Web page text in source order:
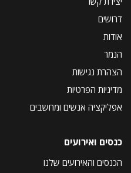
דרושים
אודות
הנמר
הצהרת נגישות
מדיניות הפרטיות
אפליקציה אנשים ומחשבים
כנסים ואירועים
הכנסים והאירועים שלנו